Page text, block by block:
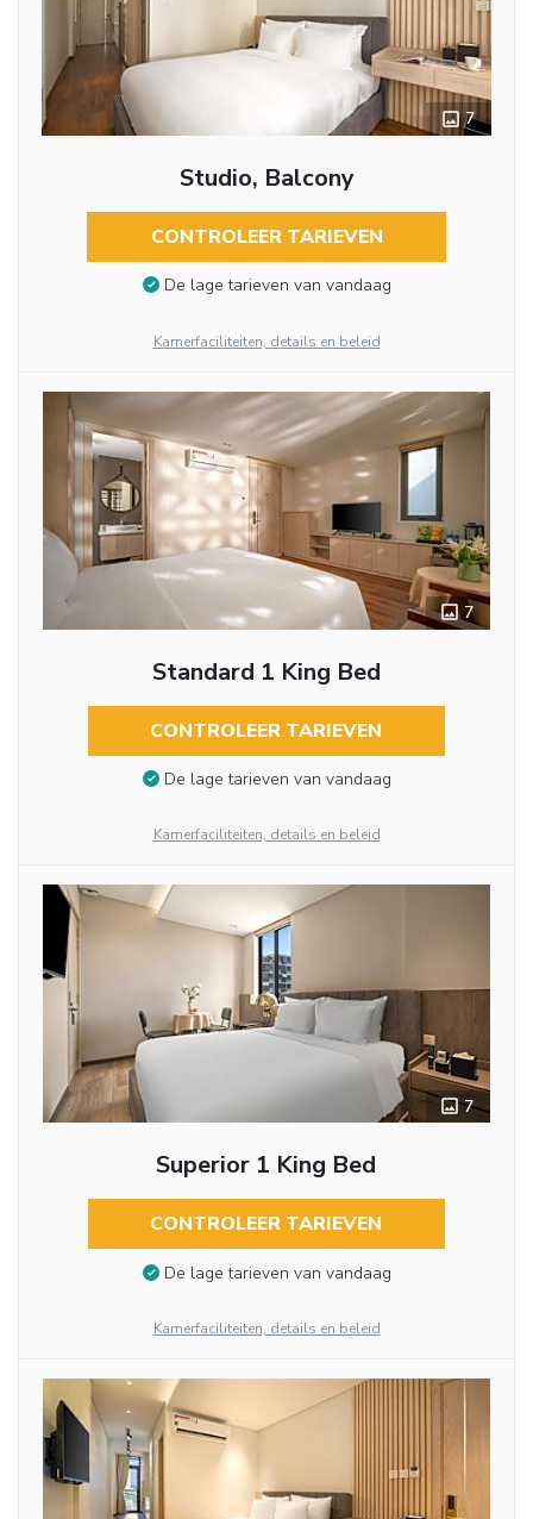
7
Studio, Balcony
CONTROLEER TARIEVEN
De lage tarieven van vandaag
Kamerfaciliteiten, details en beleid
7
Standard 1 King Bed
CONTROLEER TARIEVEN
De lage tarieven van vandaag
Kamerfaciliteiten, details en beleid
7
Superior 1 King Bed
CONTROLEER TARIEVEN
De lage tarieven van vandaag
Kamerfaciliteiten, details en beleid